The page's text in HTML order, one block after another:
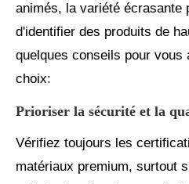
animés, la variété écrasante
d'identifier des produits de
quelques conseils pour vous
choix:
Prioriser la sécurité et la
Vérifiez toujours les
matériaux premium, surtout